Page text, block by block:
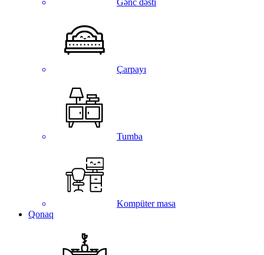
Gənc dəsti
Çarpayı
Tumba
Kompüter masa
Qonaq